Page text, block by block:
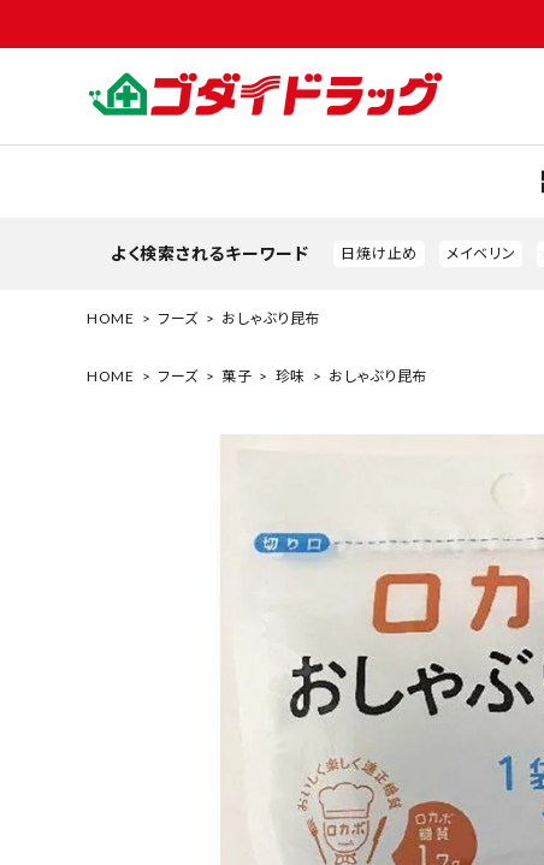
よく検索されるキーワード 日焼け止め メイベリン
search
HOME フーズ おしゃぶり昆布
HOME フーズ 菓子 珍味 おしゃぶり昆布